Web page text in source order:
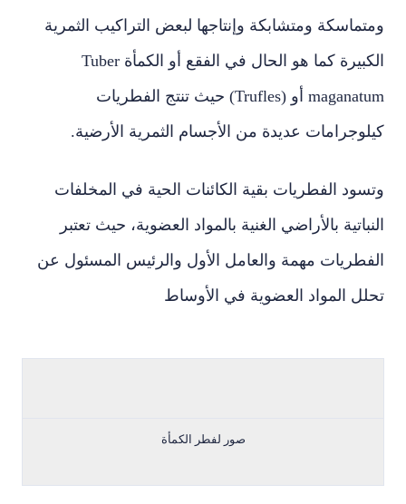
ومتماسكة ومتشابكة وإنتاجها لبعض التراكيب الثمرية
الكبيرة كما هو الحال في الفقع أو الكمأة Tuber
maganatum أو (Trufles) حيث تنتج الفطريات
كيلوجرامات عديدة من الأجسام الثمرية الأرضية.
وتسود الفطريات بقية الكائنات الحية في المخلفات
النباتية بالأراضي الغنية بالمواد العضوية، حيث تعتبر
الفطريات مهمة والعامل الأول والرئيس المسئول عن
تحلل المواد العضوية في الأوساط
صور لفطر الكمأة